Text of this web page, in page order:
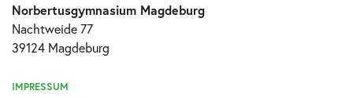
Norbertusgymnasium Magdeburg
Nachtweide 77
39124 Magdeburg
IMPRESSUM